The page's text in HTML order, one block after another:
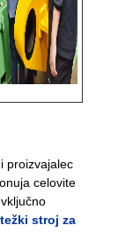
proizvajalec
celovite
težki stroj za